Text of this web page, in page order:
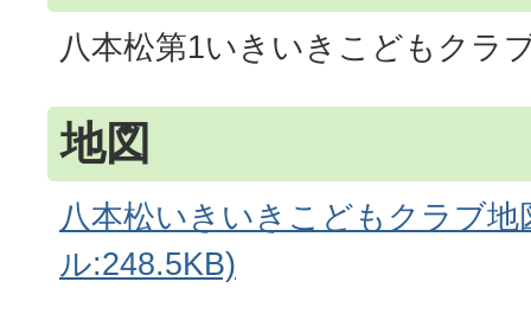
八本松第1いきいきこどもクラ
地図
八本松いきいきこどもクラブ
ル:248.5KB)